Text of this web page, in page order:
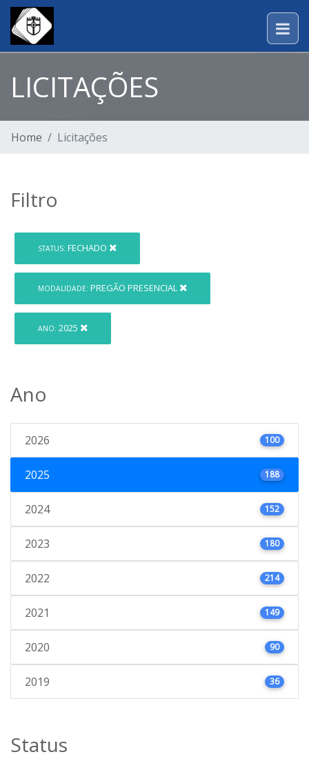
LICITAÇÕES
Home Licitações
Filtro
STATUS: FECHADO
MODALIDADE: PREGÃO PRESENCIAL
ANO: 2025
Ano
2026 100
2025 188
2024 152
2023 180
2022 214
2021 149
2020 90
2019 36
Status